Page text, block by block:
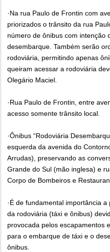
·Na rua Paulo de Frontin com
priorizados o trânsito da rua
número de ônibus com intenção
desembarque. Também serão
rodoviária, permitindo apenas
queiram acessar a rodoviária
Olegário Maciel.
·Rua Paulo de Frontin, entre
acesso somente trânsito local.
·Ônibus “Rodoviária
esquerda da avenida do
Arrudas), preservando as
Grande do Sul (mão inglesa) e
Corpo de Bombeiros e
·É de fundamental importância
da rodoviária (táxi e ônibus)
provocada pelos escapamentos
para o embarque de táxi e o
ônibus.